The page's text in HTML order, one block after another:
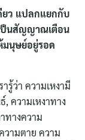
ยว แปลกแยกกับ
เป็นสัญญาณเตือน
มนุษย์อยู่รอด
รู้ว่า ความเหงามี
ความเหงาทาง
ทางความ
วามตาย ความ